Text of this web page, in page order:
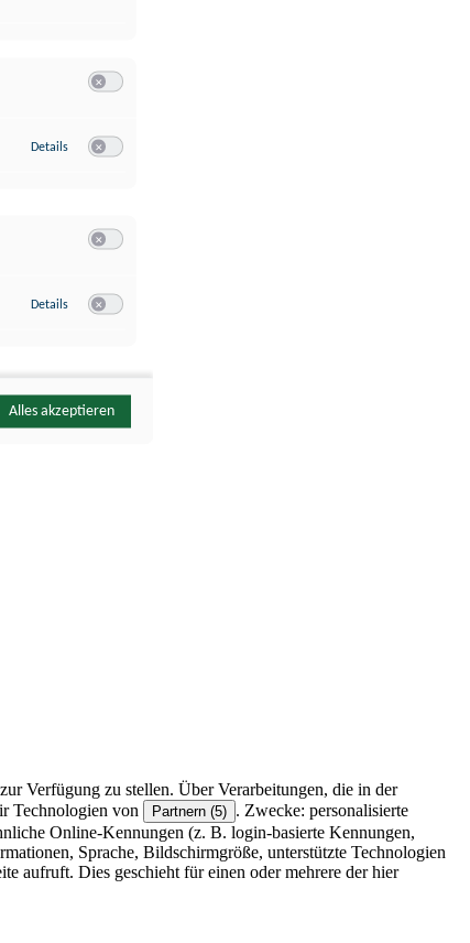
Verfügung zu stellen. Über Verarbeitungen, die in der
Technologien von Partnern (5) . Zwecke: personalisierte
Online-Kennungen (z. B. login-basierte Kennungen,
Sprache, Bildschirmgröße, unterstützte Technologien
aufruft. Dies geschieht für einen oder mehrere der hier
Details zu Google Analytics
Details zu YouTube
Alles akzeptieren